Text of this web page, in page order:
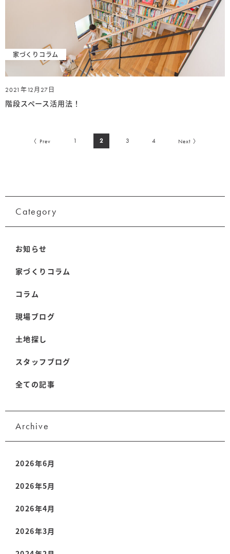
家づくりコラム
2021年12月27日
階段スペース活用法！
〈 Prev 1 2 3 4 Next 〉
Category
お知らせ
家づくりコラム
コラム
現場ブログ
土地探し
スタッフブログ
全ての記事
Archive
2026年6月
2026年5月
2026年4月
2026年3月